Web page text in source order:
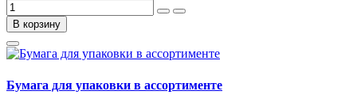
В корзину
Бумага для упаковки в ассортименте